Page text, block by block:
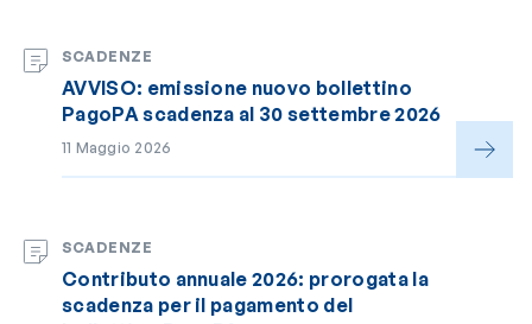
SCADENZE
AVVISO: emissione nuovo bollettino
PagoPA scadenza al 30 settembre 2026
11 Maggio 2026
SCADENZE
Contributo annuale 2026: prorogata la
scadenza per il pagamento del